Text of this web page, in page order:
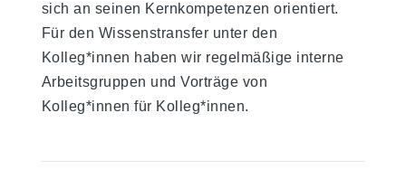
sich an seinen Kernkompetenzen orientiert.
Für den Wissenstransfer unter den
Kolleg*innen haben wir regelmäßige interne
Arbeitsgruppen und Vorträge von
Kolleg*innen für Kolleg*innen.